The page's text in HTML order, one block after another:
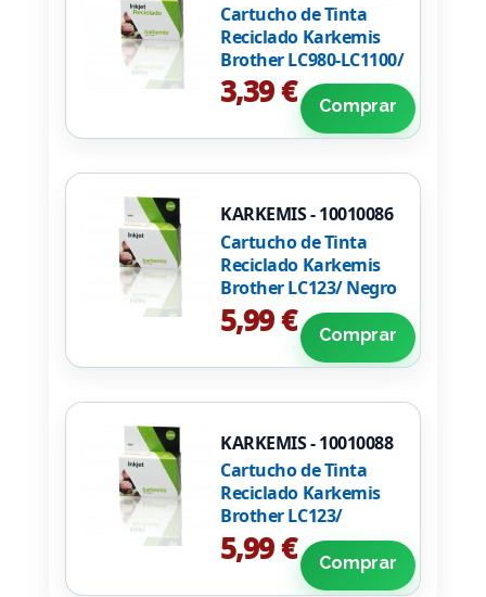
Cartucho de Tinta
Reciclado Karkemis
Brother LC980-LC1100/
Amarillo
3,39 € Comprar
KARKEMIS - 10010086
Cartucho de Tinta
Reciclado Karkemis
Brother LC123/ Negro
5,99 € Comprar
KARKEMIS - 10010088
Cartucho de Tinta
Reciclado Karkemis
Brother LC123/
Magenta
5,99 € Comprar